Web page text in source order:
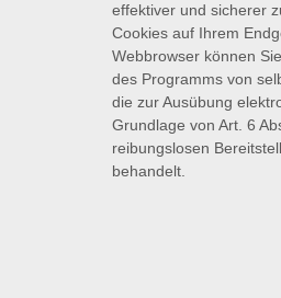
effektiver und sicherer
Cookies auf Ihrem
Webbrowser können
des Programms von
die zur Ausübung
Grundlage von Art. 6
reibungslosen
behandelt.